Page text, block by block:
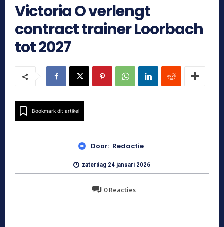
Victoria O verlengt
contract trainer Loorbach
tot 2027
Bookmark dit artikel
Door: Redactie
zaterdag 24 januari 2026
0Reacties